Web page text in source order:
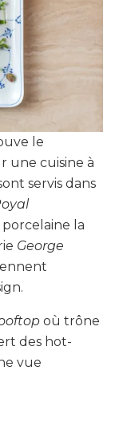
le
une cuisine à
servis dans
la
George
où trône
des hot-
vue